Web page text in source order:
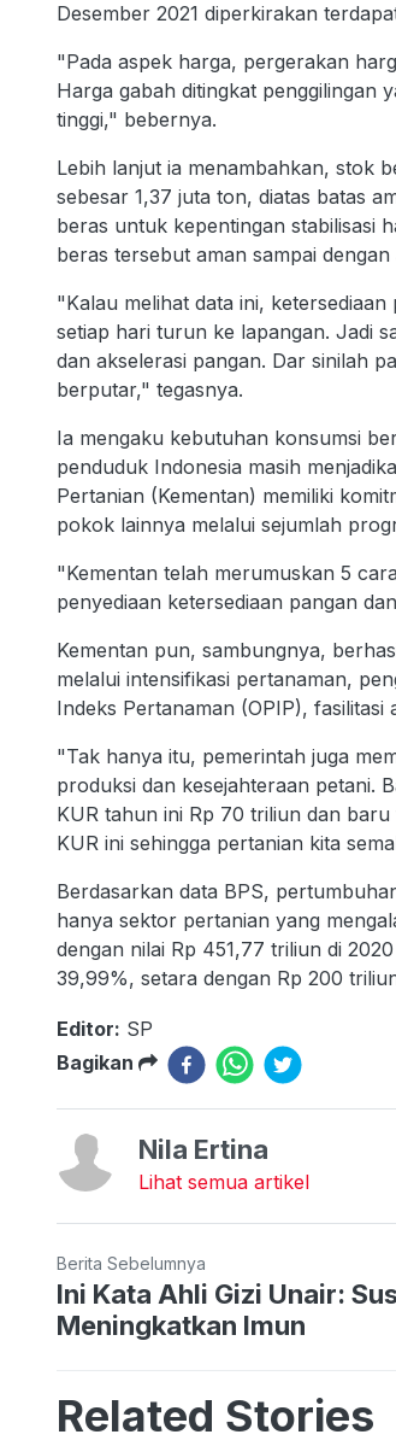
Desember 2021 diperkirakan
"Pada aspek harga, pergerakan
Harga gabah ditingkat penggilingan
tinggi," bebernya.
Lebih lanjut ia menambahkan, stok
sebesar 1,37 juta ton, diatas batas
beras untuk kepentingan stabilisasi
beras tersebut aman sampai
"Kalau melihat data ini,
setiap hari turun ke lapangan. Jadi
dan akselerasi pangan. Dar sinilah
berputar," tegasnya.
Ia mengaku kebutuhan konsumsi
penduduk Indonesia masih
Pertanian (Kementan) memiliki
pokok lainnya melalui sejumlah
"Kementan telah merumuskan 5
penyediaan ketersediaan pangan
Kementan pun, sambungnya,
melalui intensifikasi pertanaman,
Indeks Pertanaman (OPIP),
"Tak hanya itu, pemerintah juga
produksi dan kesejahteraan petani.
KUR tahun ini Rp 70 triliun dan
KUR ini sehingga pertanian kita
Berdasarkan data BPS,
hanya sektor pertanian yang
dengan nilai Rp 451,77 triliun di
39,99%, setara dengan Rp 200
Editor: SP
Bagikan
Nila Ertina
Lihat semua artikel
Berita Sebelumnya
Ini Kata Ahli Gizi Unair:
Meningkatkan Imun
Related Stories